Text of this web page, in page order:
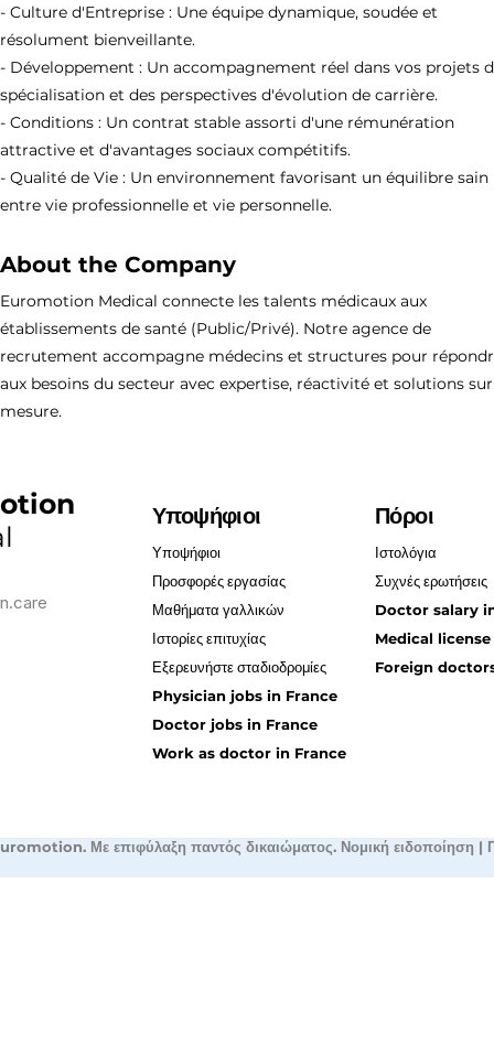
- Culture d'Entreprise : Une équipe dynamique, soudée et
résolument bienveillante.
- Développement : Un accompagnement réel dans vos projets
spécialisation et des perspectives d'évolution de carrière.
- Conditions : Un contrat stable assorti d'une rémunération
attractive et d'avantages sociaux compétitifs.
- Qualité de Vie : Un environnement favorisant un équilibre sain
entre vie professionnelle et vie personnelle.
About the Company
Euromotion Medical connecte les talents médicaux aux
établissements de santé (Public/Privé). Notre agence de
recrutement accompagne médecins et structures pour
aux besoins du secteur avec expertise, réactivité et solutions sur
mesure.
Υποψήφιοι
Υποψήφιοι
Προσφορές εργασίας
Μαθήματα γαλλικών
Ιστορίες επιτυχίας
Εξερευνήστε σταδιοδρομίες
Physician jobs in France
Doctor jobs in France
Work as doctor in France
Πόροι
Ιστολόγια
Συχνές ερωτήσεις
Doctor salary
Medical
Foreign
Με επιφύλαξη παντός δικαιώματος. Νομική ειδοποίηση |